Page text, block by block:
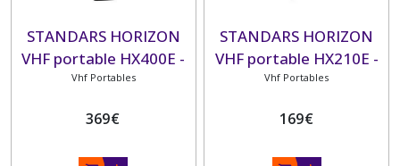
STANDARS HORIZON
VHF portable HX400E -
étanche avec canaux
Vhf Portables
369€
STANDARS HORIZON
VHF portable HX210E -
étanche - flottante 6W
Vhf Portables
169€